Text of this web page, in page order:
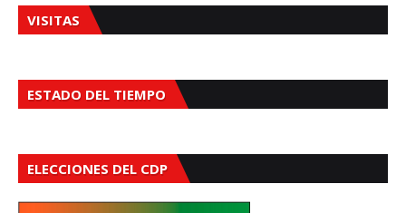
VISITAS
ESTADO DEL TIEMPO
ELECCIONES DEL CDP